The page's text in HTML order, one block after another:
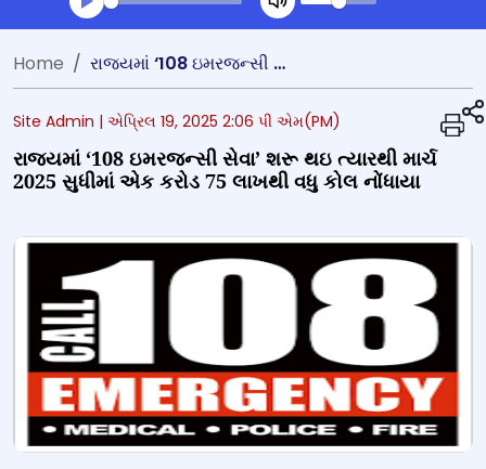
Transcript summary
પ્લે ઓડિયો
Home રાજ્યમાં ‘108 ઇમરજન્સી સેવા’ શરૂ થઇ ત્યારથી માર્ચ 2025 સુધીમાં એક કરોડ 75 લાખથી વધુ કોલ નોંધાયા
Site Admin | એપ્રિલ 19, 2025 2:06 પી એમ(PM)
રાજ્યમાં ‘108 ઇમરજન્સી સેવા’ શરૂ થઇ ત્યારથી માર્ચ
2025 સુધીમાં એક કરોડ 75 લાખથી વધુ કોલ નોંધાયા